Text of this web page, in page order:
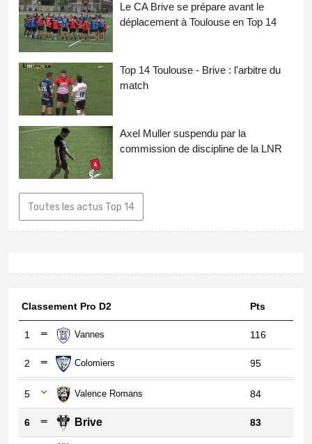
Le CA Brive se prépare avant le
déplacement à Toulouse en Top 14
Top 14 Toulouse - Brive : l'arbitre du
match
Axel Muller suspendu par la
commission de discipline de la LNR
Toutes les actus Top 14
Classement Pro D2 Pts
1 Vannes 116
2 Colomiers 95
5 Valence Romans 84
6 Brive 83